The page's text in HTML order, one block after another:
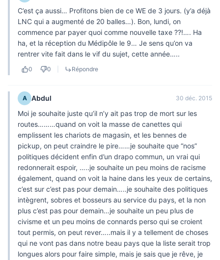
C’est ça aussi… Profitons bien de ce WE de 3 jours. (y’a déjà
LNC qui a augmenté de 20 balles…). Bon, lundi, on
commence par payer quoi comme nouvelle taxe ??!…. Ha
ha, et la réception du Médipôle le 9… Je sens qu’on va
rentrer vite fait dans le vif du sujet, cette année…..
0 0 Répondre
A Abdul 30 déc. 2015
Moi je souhaite juste qu’il n’y ait pas trop de mort sur les
routes………quand on voit la masse de canettes qui
emplissent les chariots de magasin, et les bennes de
pickup, on peut craindre le pire……je souhaite que “nos”
politiques décident enfin d’un drapo commun, un vrai qui
redonnerait espoir, …..je souhaite un peu moins de racisme
également, quand on voit la haine dans les yeux de certains,
c’est sur c’est pas pour demain…..je souhaite des politiques
intègrent, sobres et bosseurs au service du pays, et la non
plus c’est pas pour demain…je souhaite un peu plus de
civisme et un peu moins de connards perso qui se croient
tout permis, on peut rever…..mais il y a tellement de choses
qui ne vont pas dans notre beau pays que la liste serait trop
longues alors pour faire simple, mais je sais que je rêve, je